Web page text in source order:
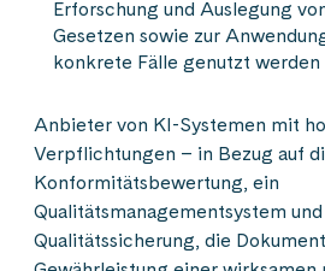
Erforschung und Auslegung
Gesetzen sowie zur
konkrete Fälle genutzt werden
Anbieter von KI-Systemen mit
Verpflichtungen – in Bezug auf
Konformitätsbewertung, ein
Qualitätsmanagementsystem
Qualitätssicherung, die